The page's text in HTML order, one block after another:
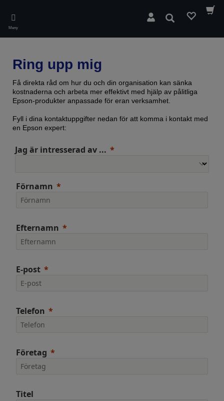
main
content
Meny
Sök
Ring upp mig
Få direkta råd om hur du och din organisation kan sänka
kostnaderna och arbeta mer effektivt med hjälp av pålitliga
Epson-produkter anpassade för eran verksamhet.
Fyll i dina kontaktuppgifter nedan för att komma i kontakt med
en Epson expert:
Jag är intresserad av ...
Förnamn
Efternamn
E-post
Telefon
Företag
Titel